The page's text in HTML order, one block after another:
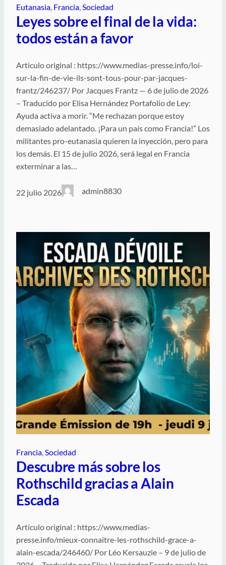
Eutanasia, Francia, Sociedad
Leyes sobre el final de la vida:
todos están a favor
Articulo original : https://www.medias-presse.info/loi-
sur-la-fin-de-vie-ils-sont-tous-pour-par-jacques-
frantz/246237/ Por Jacques Frantz — 6 de julio de 2026
– Traducido por Elisa Hernández Portafolio de Ley:
Ayuda activa a morir. “Me rechazan porque estoy
demasiado adelantado. ¡Para un país como Francia!” Los
militantes pro-eutanasia quieren la inyección, pero para
los demás. El 15 de julio 2026, será legal en Francia
exterminar a las…
22 julio 2026 admin8830
Francia Sociedad
Descubre más sobre los
Rothschild gracias a Alain
Escada
Artículo original : https://www.medias-
presse.info/mieux-connaitre-les-rothschild-grace-a-
alain-escada/246460/ Por Léo Kersauzie – 9 de julio de